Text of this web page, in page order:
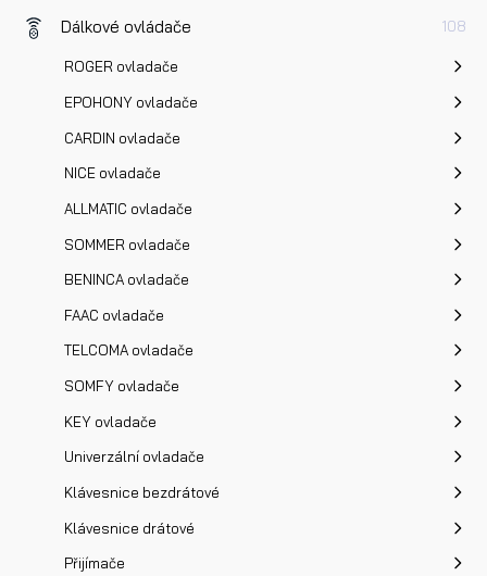
Dálkové ovládače 108
ROGER ovladače
EPOHONY ovladače
CARDIN ovladače
NICE ovladače
ALLMATIC ovladače
SOMMER ovladače
BENINCA ovladače
FAAC ovladače
TELCOMA ovladače
SOMFY ovladače
KEY ovladače
Univerzální ovladače
Klávesnice bezdrátové
Klávesnice drátové
Přijímače